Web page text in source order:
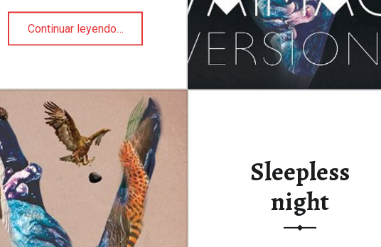
Continuar leyendo
“Veridico (postgauchohumordub)”
…
Sleepless
night